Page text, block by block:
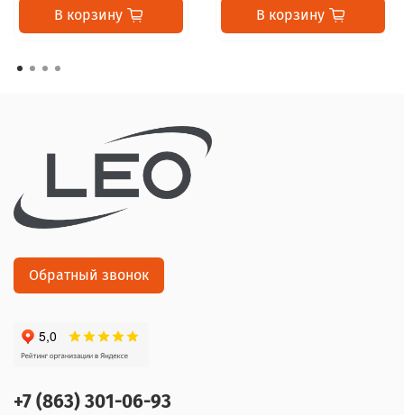
В корзину В корзину
+7 (863) 301-06-93
Обратный звонок